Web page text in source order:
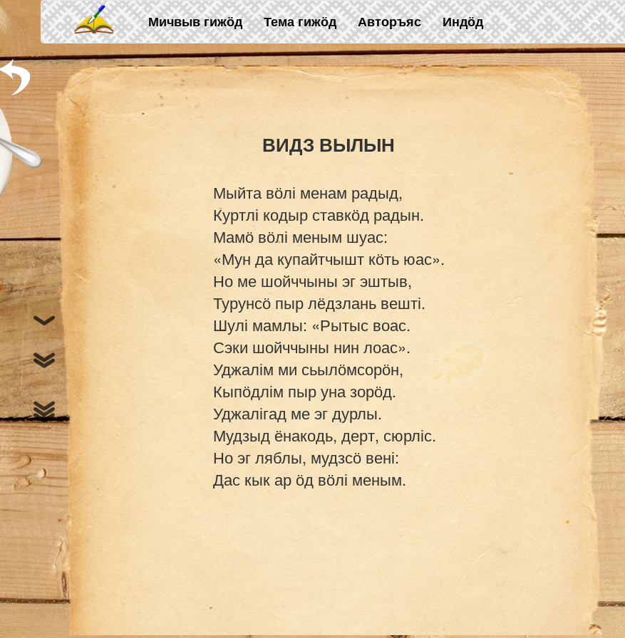
Skip to main content
Мичвыв гижӧд Тема гижӧд Авторъяс Индӧд
Мыйта вӧлі менам радыд,
Куртлі кодыр ставкӧд радын.
Мамӧ вӧлі меным шуас:
«Мун да купайтчышт кӧть юас».
Но ме шойччыны эг эштыв,
Турунсӧ пыр лёдзлань вешті.
Шулі мамлы: «Рытыс воас.
Сэки шойччыны нин лоас».
Уджалім ми сьылӧмсорӧн,
Кыпӧдлім пыр уна зорӧд.
Уджалігад ме эг дурлы.
Мудзыд ёнакодь, дерт, сюрліс.
Но эг ляблы, мудзсӧ вені: